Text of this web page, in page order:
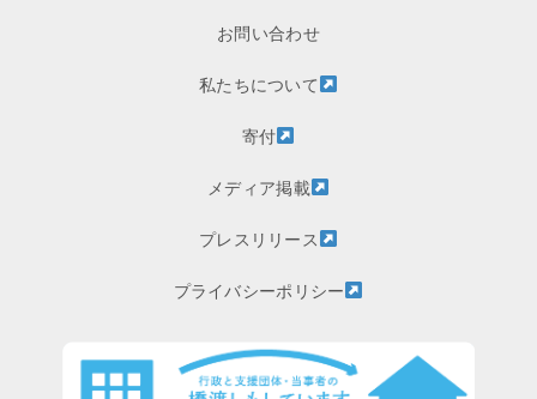
お問い合わせ
私たちについて
寄付
メディア掲載
プレスリリース
プライバシーポリシー